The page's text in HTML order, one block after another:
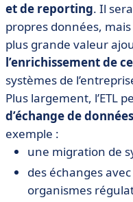
et de reporting. Il
propres données,
plus grande valeur
l’enrichissement de
systèmes de
Plus largement, l’ETL
d’échange de données
exemple :
une migration de
des échanges
organismes